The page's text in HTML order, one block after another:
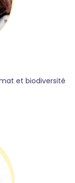
et biodiversité